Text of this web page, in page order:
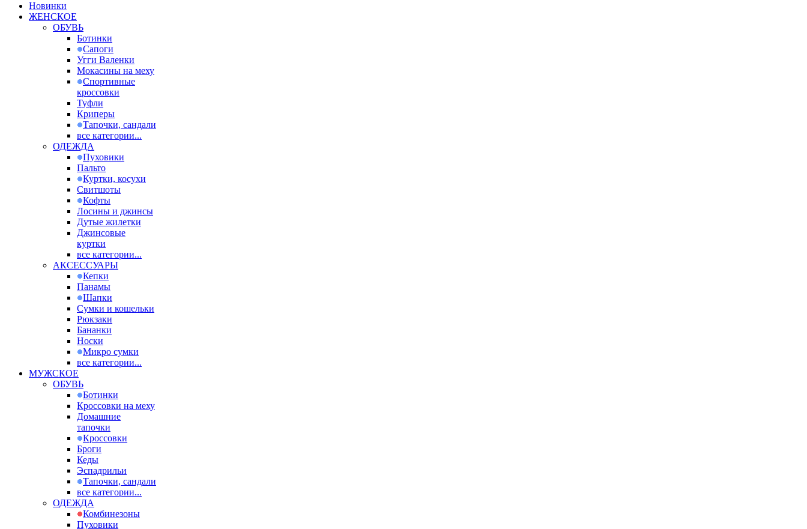
Новинки
ЖЕНСКОЕ
ОБУВЬ
Ботинки
Сапоги
Угги Валенки
Мокасины на меху
Спортивные
кроссовки
Туфли
Криперы
Тапочки, сандали
все категории...
ОДЕЖДА
Пуховики
Пальто
Куртки, косухи
Свитшоты
Кофты
Лосины и джинсы
Дутые жилетки
Джинсовые
куртки
все категории...
АКСЕССУАРЫ
Кепки
Панамы
Шапки
Сумки и кошельки
Рюкзаки
Бананки
Носки
Микро сумки
все категории...
МУЖСКОЕ
ОБУВЬ
Ботинки
Кроссовки на меху
Домашние
тапочки
Кроссовки
Броги
Кеды
Эспадрильи
Тапочки, сандали
все категории...
ОДЕЖДА
Комбинезоны
Пуховики